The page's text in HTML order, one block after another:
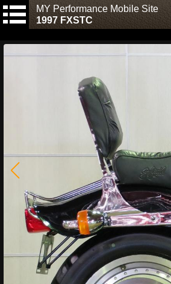
MY Performance Mobile Site
1997 FXSTC